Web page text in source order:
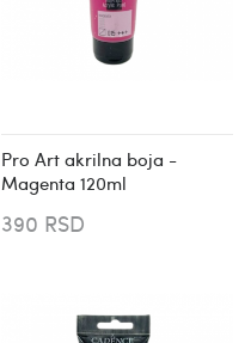
Pro Art akrilna boja -
Magenta 120ml
390 RSD